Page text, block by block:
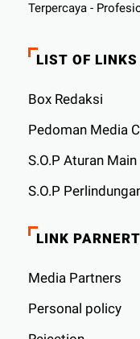
Terpercaya -
LIST OF LINKS
Box Redaksi
Pedoman Media
S.O.P Aturan Main
S.O.P
LINK PARNERT
Media Partners
Personal policy